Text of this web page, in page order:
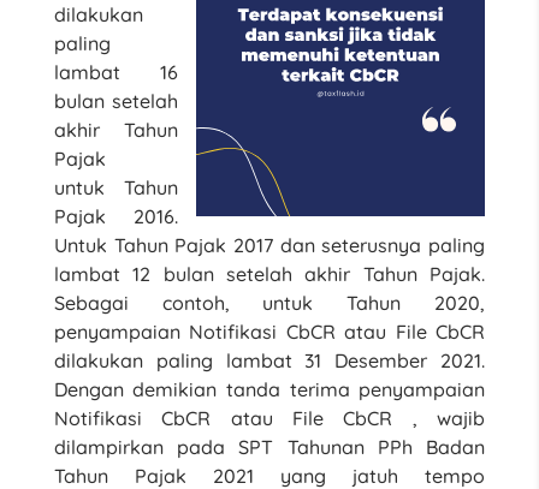
dilakukan
paling
lambat 16
bulan setelah
akhir Tahun
Pajak
untuk Tahun
Pajak 2016.
Untuk Tahun Pajak 2017 dan seterusnya paling
lambat 12 bulan setelah akhir Tahun Pajak.
Sebagai contoh, untuk Tahun 2020,
penyampaian Notifikasi CbCR atau File CbCR
dilakukan paling lambat 31 Desember 2021.
Dengan demikian tanda terima penyampaian
Notifikasi CbCR atau File CbCR , wajib
dilampirkan pada SPT Tahunan PPh Badan
Tahun Pajak 2021 yang jatuh tempo